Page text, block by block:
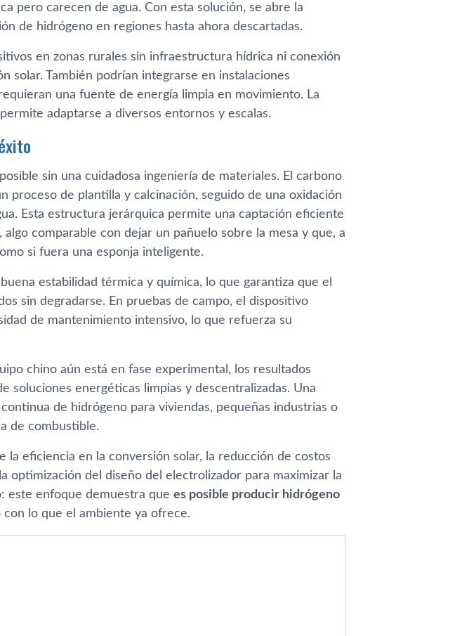
pero carecen de agua. Con esta solución, se abre la
de hidrógeno en regiones hasta ahora descartadas.
en zonas rurales sin infraestructura hídrica ni conexión
solar. También podrían integrarse en instalaciones
una fuente de energía limpia en movimiento. La
adaptarse a diversos entornos y escalas.
sin una cuidadosa ingeniería de materiales. El carbono
proceso de plantilla y calcinación, seguido de una oxidación
Esta estructura jerárquica permite una captación eficiente
comparable con dejar un pañuelo sobre la mesa y que, a
si fuera una esponja inteligente.
estabilidad térmica y química, lo que garantiza que el
sin degradarse. En pruebas de campo, el dispositivo
de mantenimiento intensivo, lo que refuerza su
chino aún está en fase experimental, los resultados
soluciones energéticas limpias y descentralizadas. Una
de hidrógeno para viviendas, pequeñas industrias o
de combustible.
la eficiencia en la conversión solar, la reducción de costos
optimización del diseño del electrolizador para maximizar la
este enfoque demuestra que es posible producir hidrógeno
con lo que el ambiente ya ofrece.